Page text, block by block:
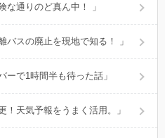
な通りのど真ん中！ 」
バスの廃止を現地で知る！ 」
ーで1時間半も待った話」
！天気予報をうまく活用。」